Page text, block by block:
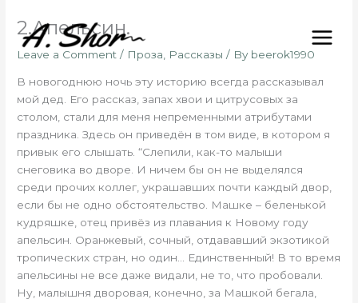
content
2.Апельсин.
Leave a Comment / Проза Рассказы / By beerok1990
В новогоднюю ночь эту историю всегда рассказывал
мой дед. Его рассказ, запах хвои и цитрусовых за
столом, стали для меня непременными атрибутами
праздника. Здесь он приведён в том виде, в котором я
привык его слышать. “Слепили, как-то малыши
снеговика во дворе. И ничем бы он не выделялся
среди прочих коллег, украшавших почти каждый двор,
если бы не одно обстоятельство. Машке – беленькой
кудряшке, отец привёз из плавания к Новому году
апельсин. Оранжевый, сочный, отдававший экзотикой
тропических стран, но один… Единственный! В то время
апельсины не все даже видали, не то, что пробовали.
Ну, малышня дворовая, конечно, за Машкой бегала,